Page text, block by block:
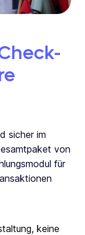
sicher im
von
für
keine